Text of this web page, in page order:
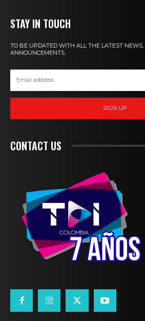
STAY IN TOUCH
TO BE UPDATED WITH ALL THE LATEST NEWS,
ANNOUNCEMENTS.
SIGN UP
CONTACT US